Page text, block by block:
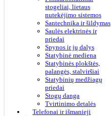
stogeliai, lietaus
nutekėjimo sistemos
Santechnika ir šildymas
Saulės elektrinės ir
priedai
Spynos ir jų dalys
Statybinė mediena
Statybinės plokštės,
palangės, stalviršiai
Statybinių medžiagų
priedai
Stogų danga
Tvirtinimo detalės
Telefonai ir išmanieji